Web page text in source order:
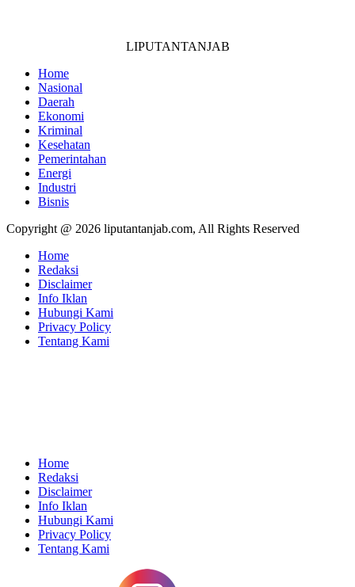
LIPUTANTANJAB
Home
Nasional
Daerah
Ekonomi
Kriminal
Kesehatan
Pemerintahan
Energi
Industri
Bisnis
Copyright @ 2026 liputantanjab.com, All Rights Reserved
Home
Redaksi
Disclaimer
Info Iklan
Hubungi Kami
Privacy Policy
Tentang Kami
Home
Redaksi
Disclaimer
Info Iklan
Hubungi Kami
Privacy Policy
Tentang Kami